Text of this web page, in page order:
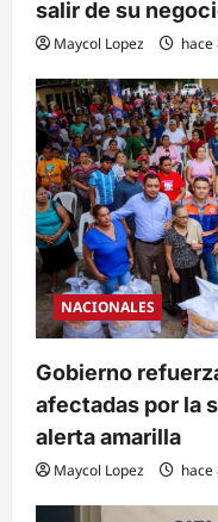
salir de su
Maycol Lopez hace
NACIONALES
Gobierno
afectadas por la
alerta amarilla
Maycol Lopez hace